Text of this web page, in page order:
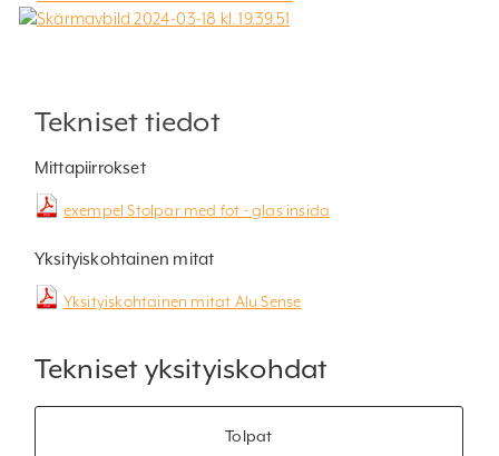
Tekniset tiedot
Mittapiirrokset
exempel Stolpar med fot - glas insida
Yksityiskohtainen mitat
Yksityiskohtainen mitat Alu Sense
Tekniset yksityiskohdat
Tolpat